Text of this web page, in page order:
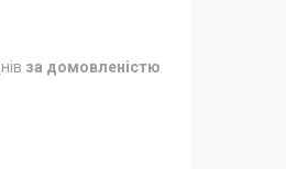
за домовленістю